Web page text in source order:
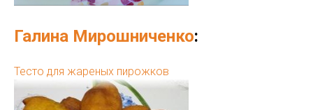
Галина Мирошниченко:
Тесто для жареных пирожков